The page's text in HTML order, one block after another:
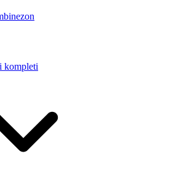
kompleti